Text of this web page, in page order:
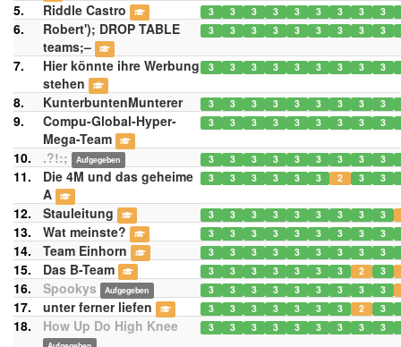
5. Riddle Castro 3 3 3 3 3 3 3 3 3
6.
Robert'); DROP TABLE
teams;–
3 3 3 3 3 3 3 3 3
7.
Hier könnte ihre Werbung
stehen
3 3 3 3 3 3 3 3 3
8. KunterbuntenMunterer 3 3 3 3 3 3 3 3 3
9.
Compu-Global-Hyper-
Mega-Team
3 3 3 3 3 3 3 3 3
10. .?!:; Aufgegeben 3 3 3 3 3 3 3 3 3
11.
Die 4M und das geheime
A
3 3 3 3 3 3 2 3 3
12. Stauleitung 3 3 3 3 3 3 3 3 3
13. Wat meinste? 3 3 3 3 3 3 3 3 3
14. Team Einhorn 3 3 3 3 3 3 3 3 3
15. Das B-Team 3 3 3 3 3 3 3 2 3
16. Spookys Aufgegeben 3 3 3 3 3 3 3 3 3
17. unter ferner liefen 3 3 3 3 3 3 3 2 3
18. How Up Do High Knee 3 3 3 3 3 3 3 3 3